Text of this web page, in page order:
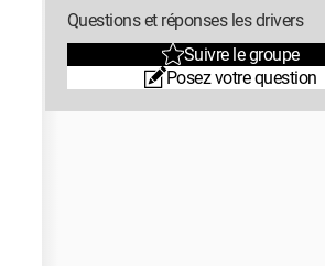
Questions et réponses les drivers
Suivre le groupe
Posez votre question